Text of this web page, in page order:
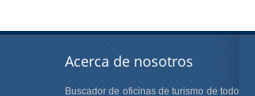
Acerca de nosotros
Buscador de oficinas de turismo de todo